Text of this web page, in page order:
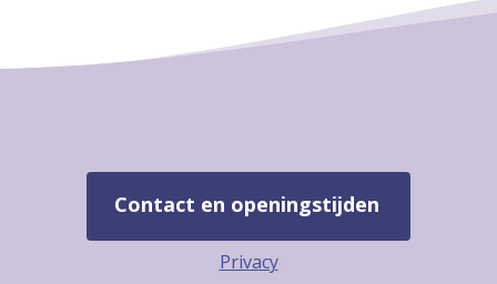
Contact en openingstijden
Privacy